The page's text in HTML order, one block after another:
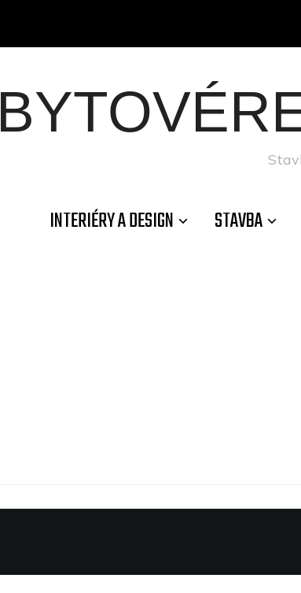
INTERIÉRY A DESIGN STAVBA